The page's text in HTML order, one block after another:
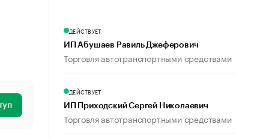
ДЕЙСТВУЕТ
ИП Абушаев Равиль Джеферович
Торговля автотранспортными средствами
ДЕЙСТВУЕТ
ИП Приходский Сергей Николаевич
Торговля автотранспортными средствами